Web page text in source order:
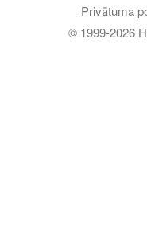
Privātuma
© 1999-2026